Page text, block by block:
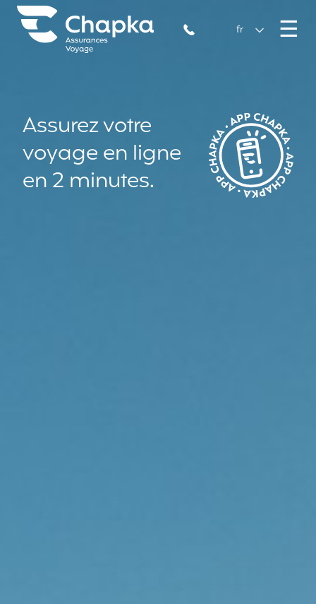
Aller directement au contenu
Chapka Assurances Voyages
+33 1 74 85 50 50
fr ☰
Assurez votre
voyage en ligne
en 2 minutes.